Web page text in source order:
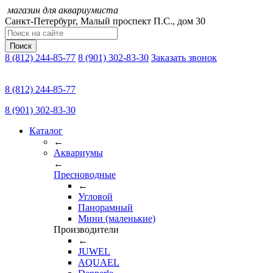
магазин для аквариумиста
Санкт-Петербург, Малый проспект П.C., дом 30
Поиск
8 (812) 244-85-77 8 (901) 302-83-30 Заказать звонок
8 (812) 244-85-77
8 (901) 302-83-30
Каталог
←
Аквариумы
←
Пресноводные
←
Угловой
Панорамный
Мини (маленькие)
Производители
←
JUWEL
AQUAEL